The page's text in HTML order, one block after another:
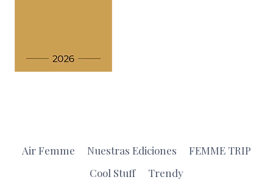
Air Femme Nuestras Ediciones
FEMME TRIP
Cool Stuff
Trendy